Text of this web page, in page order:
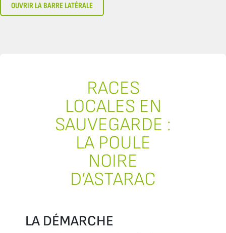
OUVRIR LA BARRE LATÉRALE
RACES
LOCALES EN
SAUVEGARDE :
LA POULE
NOIRE
D’ASTARAC
LA DÉMARCHE